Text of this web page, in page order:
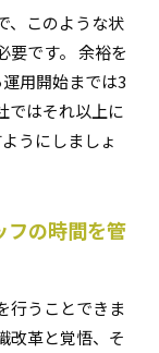
、このような状
要です。 余裕を
用開始までは3
ではそれ以上に
うにしましょ
フの時間を管
行うことできま
改革と覚悟、そ